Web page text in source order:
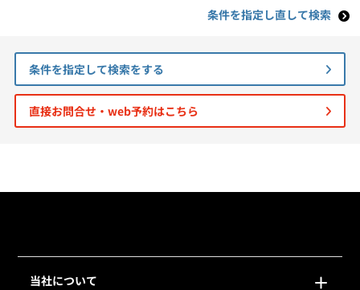
会員メニュー
条件を指定し直して検索
条件を指定して検索をする
直接お問合せ・web予約はこちら
当社について